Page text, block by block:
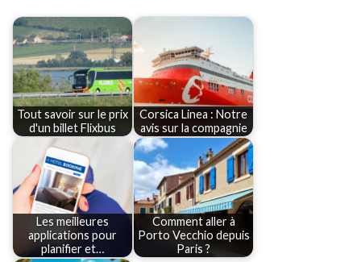
Tout savoir sur le prix
d'un billet Flixbus
Corsica Linea : Notre
avis sur la compagnie
Les meilleures
applications pour
planifier et…
Comment aller à
Porto Vecchio depuis
Paris ?